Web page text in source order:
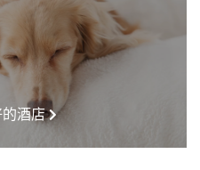
酒店